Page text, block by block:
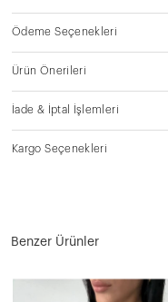
Ödeme Seçenekleri
Ürün Önerileri
İade & İptal İşlemleri
Kargo Seçenekleri
Benzer Ürünler